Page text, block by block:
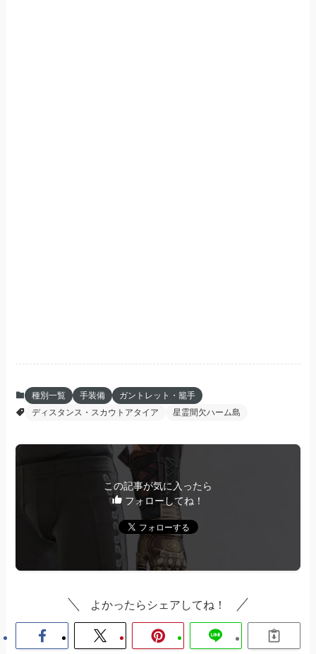
種別一覧 手装備
ガントレット・籠手
ディスタンス・スカウトアタイア
星霊間欠ハーム島
この記事が気に入ったら
フォローしてね！
よかったらシェアしてね！